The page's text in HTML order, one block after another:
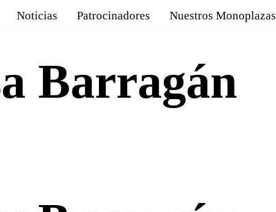
Noticias Patrocinadores Nuestros Monoplazas
Barragán